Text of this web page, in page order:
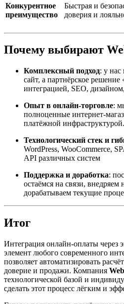
Конкурентное
преимущество
Быстрая и
доверия и
Почему выбирают
Комплексный подход: у нас
сайт, а партнёрское
интеграцией, SEO,
Опыт в онлайн-торговле:
полноценные интернет-
платёжной инфраструктурой.
Технологический стек и
WordPress, WooCommerce,
API различных систем
Поддержка и доработка:
остаёмся на связи,
дорабатываем текущие
Итог
Интеграция онлайн-оплаты через
элемент любого современного
позволяет автоматизировать
доверие и продажи. Компания
технологической базой и
сделать этот процесс лёгким и